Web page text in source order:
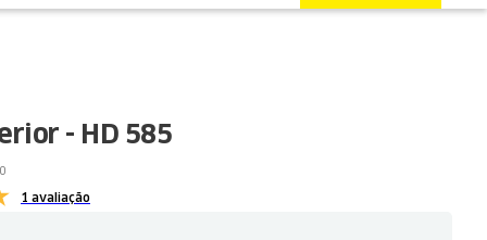
- HD 585
1 avaliação